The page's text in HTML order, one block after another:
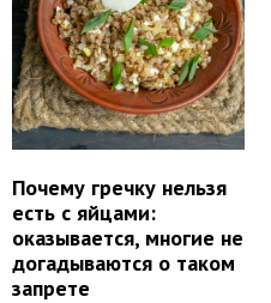
Почему гречку нельзя
есть с яйцами:
оказывается, многие не
догадываются о таком
запрете